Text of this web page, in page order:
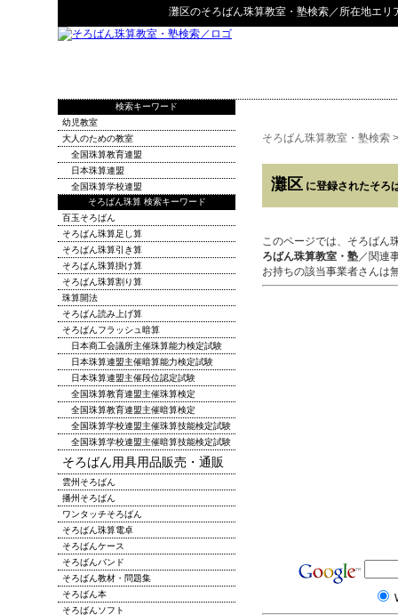
灘区のそろばん珠算教室・塾検索／所在地エリ
そろばん珠算教室・塾検索
灘区 に登録されたそろ
このページでは、そろばん
ろばん珠算教室・塾／関連
お持ちの該当事業者さんは
検索キーワード
幼児教室
大人のための教室
全国珠算教育連盟
日本珠算連盟
全国珠算学校連盟
そろばん珠算 検索キーワード
百玉そろばん
そろばん珠算足し算
そろばん珠算引き算
そろばん珠算掛け算
そろばん珠算割り算
珠算開法
そろばん読み上げ算
そろばんフラッシュ暗算
日本商工会議所主催珠算能力検定試験
日本珠算連盟主催暗算能力検定試験
日本珠算連盟主催段位認定試験
全国珠算教育連盟主催珠算検定
全国珠算教育連盟主催暗算検定
全国珠算学校連盟主催珠算技能検定試験
全国珠算学校連盟主催暗算技能検定試験
そろばん用具用品販売・通販
雲州そろばん
播州そろばん
ワンタッチそろばん
そろばん珠算電卓
そろばんケース
そろばんバンド
そろばん教材・問題集
そろばん本
そろばんソフト